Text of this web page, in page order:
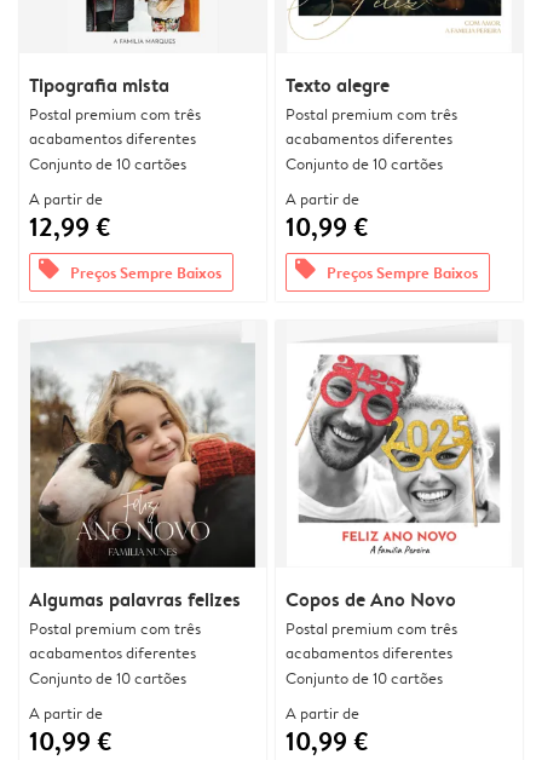
Tipografia mista
Postal premium com três
acabamentos diferentes
Conjunto de 10 cartões
A partir de
12,99 €
offers Preços Sempre Baixos
Texto alegre
Postal premium com três
acabamentos diferentes
Conjunto de 10 cartões
A partir de
10,99 €
offers Preços Sempre Baixos
Algumas palavras felizes
Postal premium com três
acabamentos diferentes
Conjunto de 10 cartões
A partir de
10,99 €
Copos de Ano Novo
Postal premium com três
acabamentos diferentes
Conjunto de 10 cartões
A partir de
10,99 €